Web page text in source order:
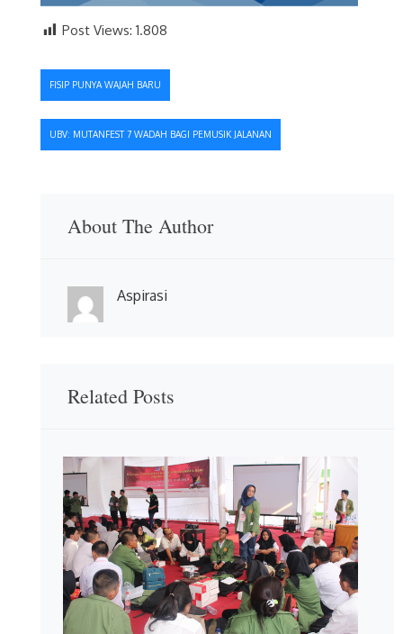
Post Views: 1.808
Navigasi
pos
FISIP PUNYA WAJAH BARU
UBV: MUTANFEST 7 WADAH BAGI PEMUSIK JALANAN
About The Author
Aspirasi
Related Posts